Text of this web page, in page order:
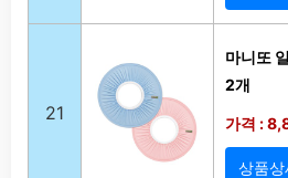
21
마니또
2개
가격 :
상품상